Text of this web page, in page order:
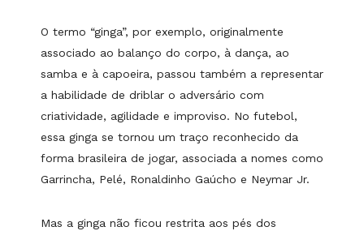
O termo “ginga”, por exemplo, originalmente
associado ao balanço do corpo, à dança, ao
samba e à capoeira, passou também a representar
a habilidade de driblar o adversário com
criatividade, agilidade e improviso. No futebol,
essa ginga se tornou um traço reconhecido da
forma brasileira de jogar, associada a nomes como
Garrincha, Pelé, Ronaldinho Gaúcho e Neymar Jr.
Mas a ginga não ficou restrita aos pés dos